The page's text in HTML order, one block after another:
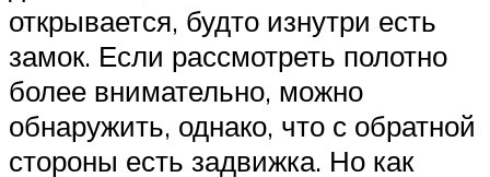
открывается, будто изнутри есть
замок. Если рассмотреть полотно
более внимательно, можно
обнаружить, однако, что с обратной
стороны есть задвижка. Но как